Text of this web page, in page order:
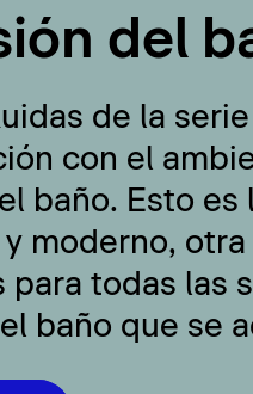
del
de la
con el
baño. Esto
moderno,
para todas las
baño que se